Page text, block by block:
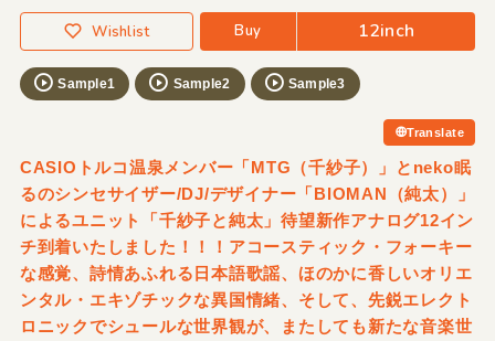
Wishlist Buy 12inch
Sample1 Sample2 Sample3
Translate
CASIOトルコ温泉メンバー「MTG（千紗子）」とneko眠
るのシンセサイザー/DJ/デザイナー「BIOMAN（純太）」
によるユニット「千紗子と純太」待望新作アナログ12イン
チ到着いたしました！！！アコースティック・フォーキー
な感覚、詩情あふれる日本語歌謡、ほのかに香しいオリエ
ンタル・エキゾチックな異国情緒、そして、先鋭エレクト
ロニックでシュールな世界観が、またしても新たな音楽世